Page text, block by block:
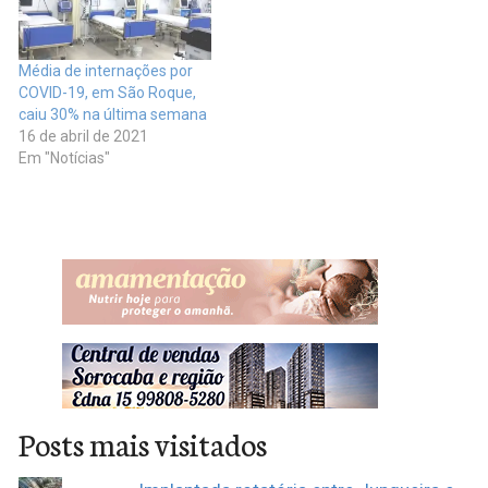
Média de internações por
COVID-19, em São Roque,
caiu 30% na última semana
16 de abril de 2021
Em "Notícias"
Posts mais visitados